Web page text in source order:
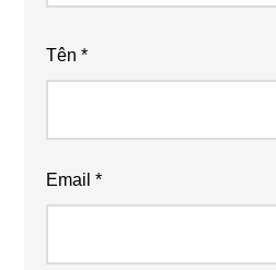
Tên*
Email*